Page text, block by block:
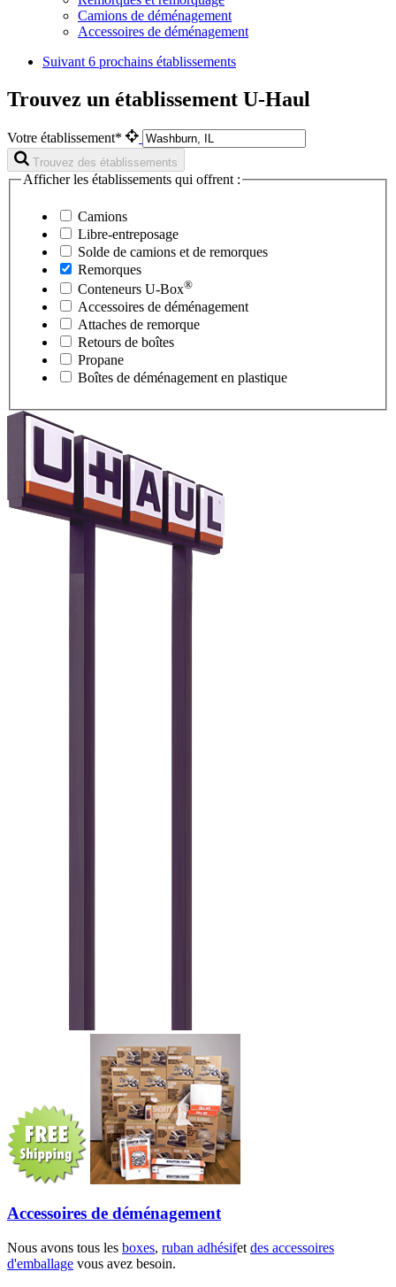
Camions de déménagement
Accessoires de déménagement
Suivant 6 prochains établissements
Trouvez un établissement U-Haul
Votre établissement*
Trouvez des établissements
Afficher les établissements qui offrent :
Camions
Libre-entreposage
Solde de camions et de remorques
Remorques
Conteneurs U-Box®
Accessoires de déménagement
Attaches de remorque
Retours de boîtes
Propane
Boîtes de déménagement en plastique
Accessoires de déménagement
Nous avons tous les boxes, ruban adhésifet des accessoires
d'emballage vous avez besoin.